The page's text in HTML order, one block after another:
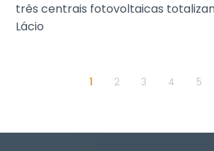
três centrais fotovoltaicas
Lácio
1 2 3 4 5